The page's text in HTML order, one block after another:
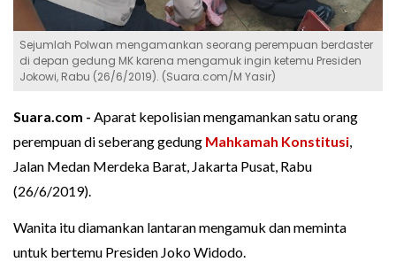
Sejumlah Polwan mengamankan seorang perempuan berdaster
di depan gedung MK karena mengamuk ingin ketemu Presiden
Jokowi, Rabu (26/6/2019). (Suara.com/M Yasir)
Suara.com - Aparat kepolisian mengamankan satu orang
perempuan di seberang gedung Mahkamah Konstitusi,
Jalan Medan Merdeka Barat, Jakarta Pusat, Rabu
(26/6/2019).
Wanita itu diamankan lantaran mengamuk dan meminta
untuk bertemu Presiden Joko Widodo.